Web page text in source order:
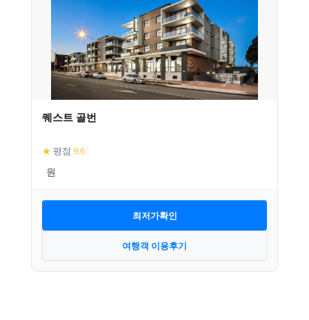
퀘스트 골번
★ 평점 9.6
최저가확인
여행객 이용후기